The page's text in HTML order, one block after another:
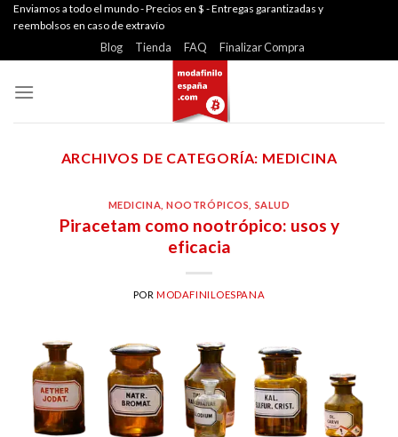
SkipEnviamos a todo el mundo - Precios en $ - Entregas garantizadas y
reembolsos en caso de extravío
Blog Tienda FAQ Finalizar Compra
ARCHIVOS DE CATEGORÍA: MEDICINA
MEDICINA ,NOOTRÓPICOS SALUD
Piracetam como nootrópico: usos y
eficacia
PORMODAFINILOESPANA